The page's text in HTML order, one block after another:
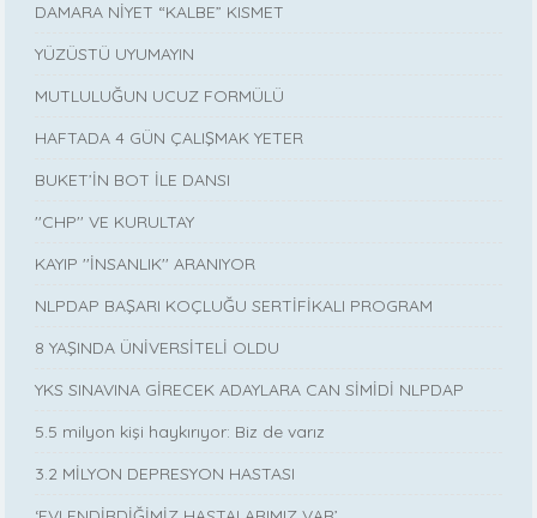
DAMARA NİYET “KALBE” KISMET
YÜZÜSTÜ UYUMAYIN
MUTLULUĞUN UCUZ FORMÜLÜ
HAFTADA 4 GÜN ÇALIŞMAK YETER
BUKET’İN BOT İLE DANSI
''CHP'' VE KURULTAY
KAYIP ''İNSANLIK'' ARANIYOR
NLPDAP BAŞARI KOÇLUĞU SERTİFİKALI PROGRAM
8 YAŞINDA ÜNİVERSİTELİ OLDU
YKS SINAVINA GİRECEK ADAYLARA CAN SİMİDİ NLPDAP
5.5 milyon kişi haykırıyor: Biz de varız
3.2 MİLYON DEPRESYON HASTASI